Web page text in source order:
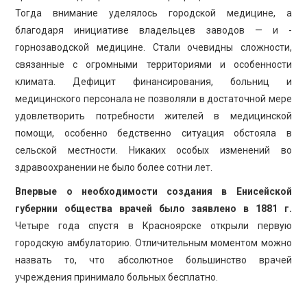
Тогда внимание уделялось городской медицине, а
благодаря инициативе владельцев заводов — и ­
горнозаводской медицине. Стали очевидны сложности,
связанные с огромными территориями и особенности
климата. Дефицит финансирования, больниц и
медицинского персонала не позволяли в достаточной мере
удовлетворить потребности жителей в медицинской
помощи, особенно бедственно ситуация обстояла в
сельской местности. Никаких особых изменений во
здравоохранении не было более сотни лет.
Впервые о необходимости создания в Енисейской
губернии общества врачей было заявлено в 1881 г.
Четыре года спустя в Красноярске открыли первую
городскую амбулаторию. Отличительным моментом можно
назвать то, что абсолютное большинство врачей
учреждения принимало больных бесплатно.